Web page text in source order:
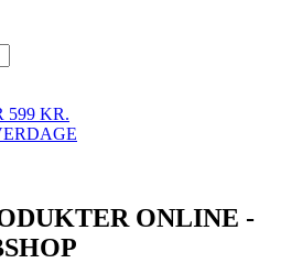
599 KR.
ONLINE -